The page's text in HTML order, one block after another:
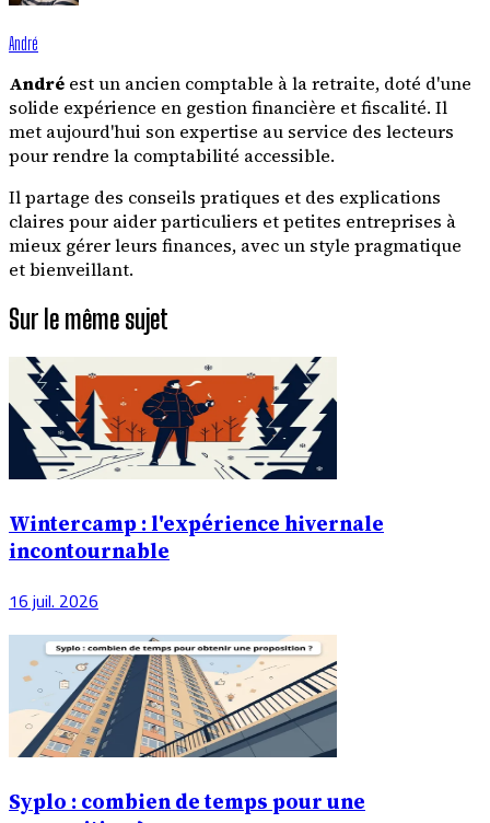
André
André est un ancien comptable à la retraite, doté d'une
solide expérience en gestion financière et fiscalité. Il
met aujourd'hui son expertise au service des lecteurs
pour rendre la comptabilité accessible.
Il partage des conseils pratiques et des explications
claires pour aider particuliers et petites entreprises à
mieux gérer leurs finances, avec un style pragmatique
et bienveillant.
Sur le même sujet
Wintercamp : l'expérience hivernale
incontournable
16 juil. 2026
Syplo : combien de temps pour une